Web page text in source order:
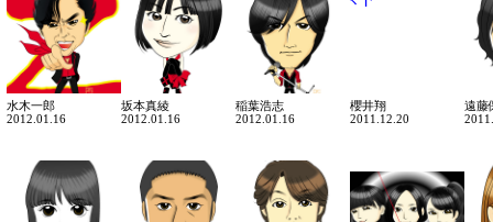
水木一郎
2012.01.16
坂本真綾
2012.01.16
稲葉浩志
2012.01.16
櫻井翔
2011.12.20
遠藤